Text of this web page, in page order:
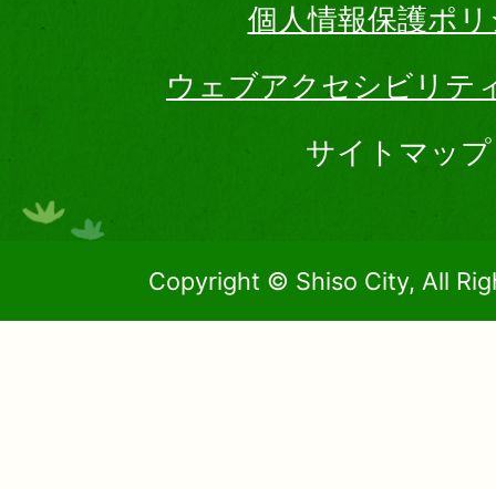
個人情報保護ポ
ウェブアクセシビリテ
サイトマップ
Copyright © Shiso City, All